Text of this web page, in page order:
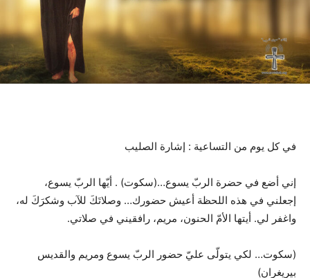
في كل يوم من التساعية : إشارة الصليب
إني أضع في حضرة الربّ يسوع…(سكوت) . أيّها الربّ يسوع،
إجعلني في هذه اللحظة أعيش حضورك… وصلاتَكَ للآب وشكرَكَ له،
واغفر لي. أيتها الأمّ الحنون، مريم، رافقيني في صلاتي.
(سكوت… لكي يتولّى عليّ حضور الربّ يسوع ومريم والقديس
بيريغران)